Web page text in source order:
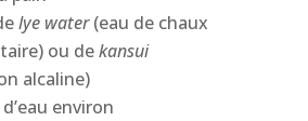
lye water(eau de chaux
ou dekansui
alcaline)
environ